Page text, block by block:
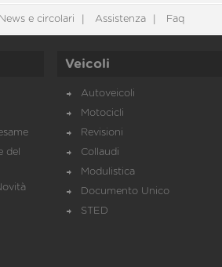
News e circolari Assistenza Faq
del
Veicoli
Autoveicoli
Motocicli
Revisioni
Collaudi
Modulistica
Documento Unico
STED